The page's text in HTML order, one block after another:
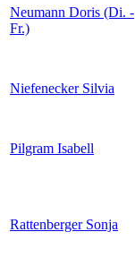
Neumann Doris (Di. -
Fr.)
Niefenecker Silvia
Pilgram Isabell
Rattenberger Sonja